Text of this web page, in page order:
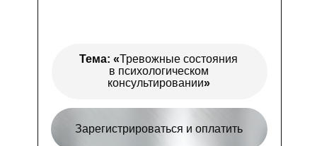
Тема: «Тревожные состояния
в психологическом
консультировании»
Зарегистрироваться и оплатить